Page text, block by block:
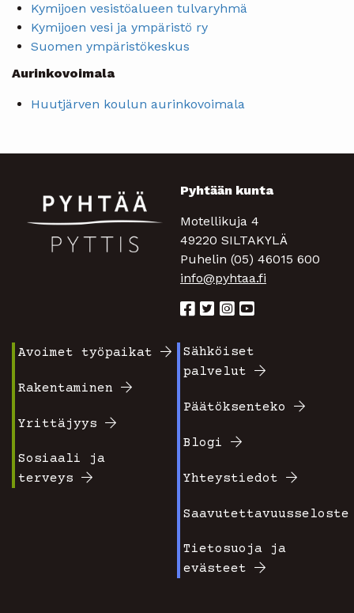
Kymijoen vesistöalueen tulvaryhmä
Kymijoen vesi ja ympäristö ry
Suomen ympäristökeskus
Aurinkovoimala
Huutjärven koulun aurinkovoimala
Pyhtään kunta
Motellikuja 4
49220 SILTAKYLÄ
Puhelin (05) 46015 600
info@pyhtaa.fi
valikko
1
Avoimet työpaikat
Rakentaminen
Yrittäjyys
Sosiaali ja
terveys
Footer
2
Sähköiset
palvelut
Päätöksenteko
Blogi
Yhteystiedot
Saavutettavuusseloste
Tietosuoja ja
evästeet